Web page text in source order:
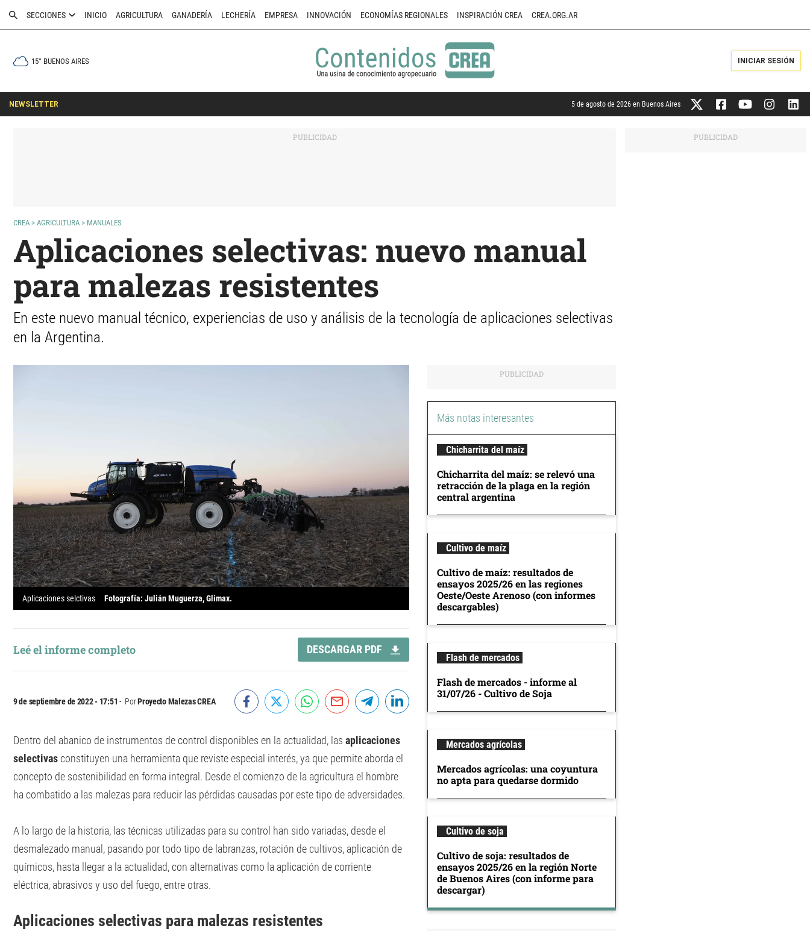
SECCIONES INICIO AGRICULTURA GANADERÍA LECHERÍA EMPRESA INNOVACIÓN ECONOMÍAS REGIONALES INSPIRACIÓN CREA CREA.ORG.AR
15° BUENOS AIRES INICIAR SESIÓN
NEWSLETTER 5 de agosto de 2026 en Buenos Aires
CREA > AGRICULTURA > MANUALES
Aplicaciones selectivas: nuevo manual
para malezas resistentes
En este nuevo manual técnico, experiencias de uso y análisis de la tecnología de aplicaciones selectivas
en la Argentina.
Aplicaciones selctivas Fotografía: Julián Muguerza, Glimax.
Leé el informe completo DESCARGAR PDF
9 de septiembre de 2022 - 17:51 PorProyecto Malezas CREA
Dentro del abanico de instrumentos de control disponibles en la actualidad, las aplicaciones
selectivasconstituyen una herramienta que reviste especial interés, ya que permite aborda el
concepto de sostenibilidad en forma integral. Desde el comienzo de la agricultura el hombre
ha combatido a las malezas para reducir las pérdidas causadas por este tipo de adversidades.
A lo largo de la historia, las técnicas utilizadas para su control han sido variadas, desde el
desmalezado manual, pasando por todo tipo de labranzas, rotación de cultivos, aplicación de
químicos, hasta llegar a la actualidad, con alternativas como la aplicación de corriente
eléctrica, abrasivos y uso del fuego, entre otras.
Aplicaciones selectivas para malezas resistentes
Más notas interesantes
Chicharrita del maíz
Chicharrita del maíz: se relevó una
retracción de la plaga en la región
central argentina
Cultivo de maíz
Cultivo de maíz: resultados de
ensayos 2025/26 en las regiones
Oeste/Oeste Arenoso (con informes
descargables)
Flash de mercados
Flash de mercados - informe al
31/07/26 - Cultivo de Soja
Mercados agrícolas
Mercados agrícolas: una coyuntura
no apta para quedarse dormido
Cultivo de soja
Cultivo de soja: resultados de
ensayos 2025/26 en la región Norte
de Buenos Aires (con informe para
descargar)